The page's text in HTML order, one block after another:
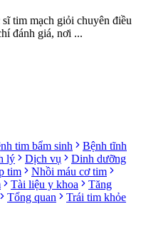
tim mạch giỏi chuyên điều
đánh giá, nơi ...
tim bẩm sinh
Bệnh tĩnh
lý Dịch vụ
Dinh dưỡng
tim
Nhồi máu cơ tim
Tài liệu y khoa
Tăng
Tổng quan
Trái tim khỏe